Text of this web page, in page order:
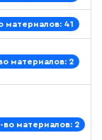
материалов: 41
материалов: 2
во материалов: 2